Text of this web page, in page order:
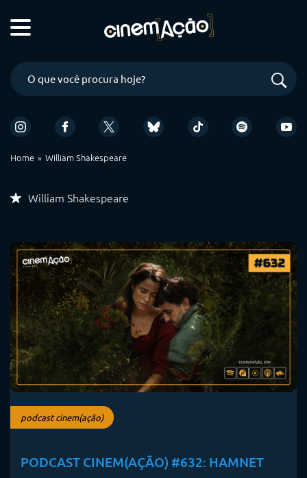
Home William Shakespeare
William Shakespeare
podcast cinem(ação)
PODCAST CINEM(AÇÃO) #632: HAMNET